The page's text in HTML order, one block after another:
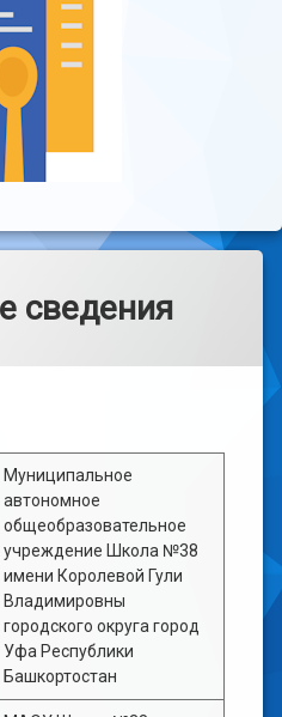
сведения
Муниципальное
автономное
общеобразовательное
учреждение Школа №38
имени Королевой Гули
Владимировны
городского округа город
Уфа Республики
Башкортостан